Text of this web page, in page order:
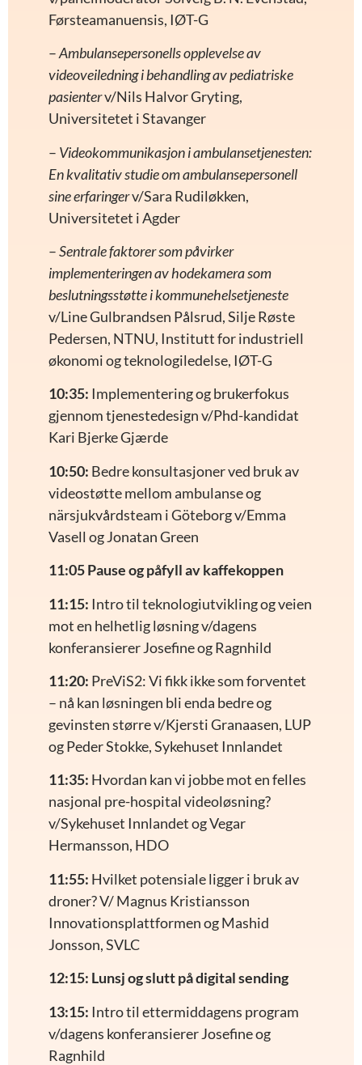
Førsteamanuensis, IØT-G
–Ambulansepersonells opplevelse av
videoveiledning i behandling av pediatriske
pasienterv/Nils Halvor Gryting,
Universitetet i Stavanger
– Videokommunikasjon i ambulansetjenesten:
En kvalitativ studie om ambulansepersonell
sine erfaringerv/Sara Rudiløkken,
Universitetet i Agder
–Sentrale faktorer som påvirker
implementeringen av hodekamera som
beslutningsstøtte i kommunehelsetjeneste
v/Line Gulbrandsen Pålsrud, Silje Røste
Pedersen, NTNU, Institutt for industriell
økonomi og teknologiledelse, IØT-G
10:35: Implementering og brukerfokus
gjennom tjenestedesign v/Phd-kandidat
Kari Bjerke Gjærde
10:50: Bedre konsultasjoner ved bruk av
videostøtte mellom ambulanse og
närsjukvårdsteam i Göteborg v/Emma
Vasell og Jonatan Green
11:05 Pause og påfyll av kaffekoppen
11:15: Intro til teknologiutvikling og veien
mot en helhetlig løsning v/dagens
konferansierer Josefine og Ragnhild
11:20: PreViS2: Vi fikk ikke som forventet
– nå kan løsningen bli enda bedre og
gevinsten større v/Kjersti Granaasen, LUP
og Peder Stokke, Sykehuset Innlandet
11:35: Hvordan kan vi jobbe mot en felles
nasjonal pre-hospital videoløsning?
v/Sykehuset Innlandet og Vegar
Hermansson, HDO
11:55: Hvilket potensiale ligger i bruk av
droner? V/ Magnus Kristiansson
Innovationsplattformen og Mashid
Jonsson, SVLC
12:15: Lunsj og slutt på digital sending
13:15: Intro til ettermiddagens program
v/dagens konferansierer Josefine og
Ragnhild